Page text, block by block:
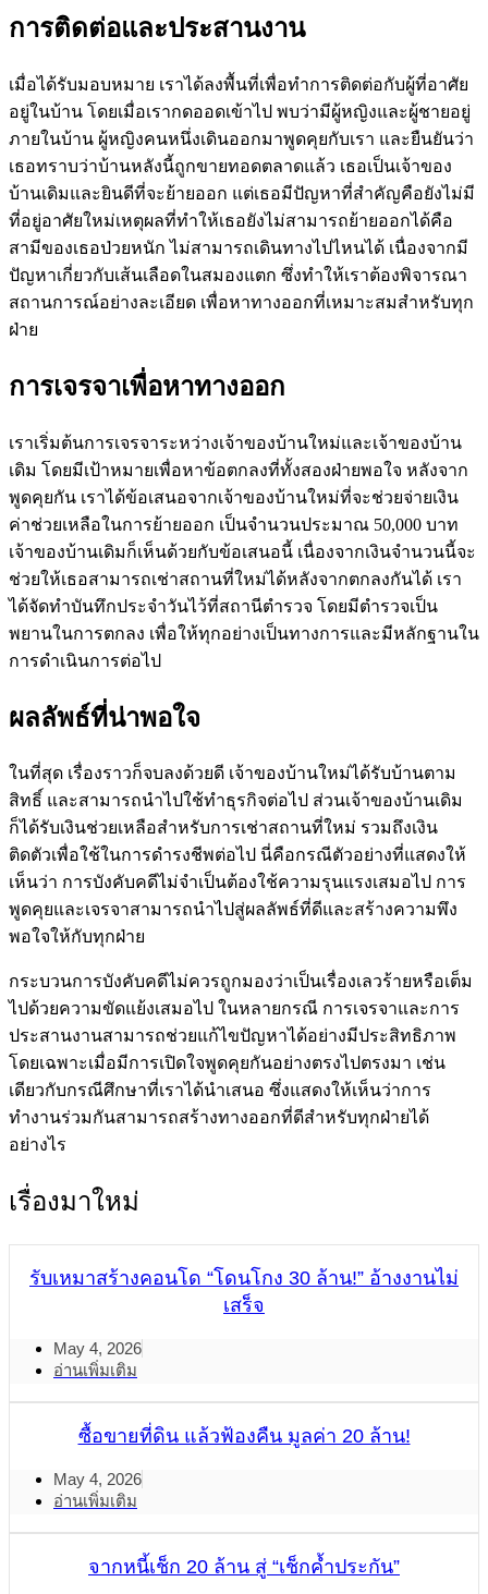
การติดต่อและประสานงาน
เมื่อได้รับมอบหมาย เราได้ลงพื้นที่เพื่อทำการติดต่อกับผู้ที่อาศัย
อยู่ในบ้าน โดยเมื่อเรากดออดเข้าไป พบว่ามีผู้หญิงและผู้ชายอยู่
ภายในบ้าน ผู้หญิงคนหนึ่งเดินออกมาพูดคุยกับเรา และยืนยันว่า
เธอทราบว่าบ้านหลังนี้ถูกขายทอดตลาดแล้ว เธอเป็นเจ้าของ
บ้านเดิมและยินดีที่จะย้ายออก แต่เธอมีปัญหาที่สำคัญคือยังไม่มี
ที่อยู่อาศัยใหม่เหตุผลที่ทำให้เธอยังไม่สามารถย้ายออกได้คือ
สามีของเธอป่วยหนัก ไม่สามารถเดินทางไปไหนได้ เนื่องจากมี
ปัญหาเกี่ยวกับเส้นเลือดในสมองแตก ซึ่งทำให้เราต้องพิจารณา
สถานการณ์อย่างละเอียด เพื่อหาทางออกที่เหมาะสมสำหรับทุก
ฝ่าย
การเจรจาเพื่อหาทางออก
เราเริ่มต้นการเจรจาระหว่างเจ้าของบ้านใหม่และเจ้าของบ้าน
เดิม โดยมีเป้าหมายเพื่อหาข้อตกลงที่ทั้งสองฝ่ายพอใจ หลังจาก
พูดคุยกัน เราได้ข้อเสนอจากเจ้าของบ้านใหม่ที่จะช่วยจ่ายเงิน
ค่าช่วยเหลือในการย้ายออก เป็นจำนวนประมาณ 50,000 บาท
เจ้าของบ้านเดิมก็เห็นด้วยกับข้อเสนอนี้ เนื่องจากเงินจำนวนนี้จะ
ช่วยให้เธอสามารถเช่าสถานที่ใหม่ได้หลังจากตกลงกันได้ เรา
ได้จัดทำบันทึกประจำวันไว้ที่สถานีตำรวจ โดยมีตำรวจเป็น
พยานในการตกลง เพื่อให้ทุกอย่างเป็นทางการและมีหลักฐานใน
การดำเนินการต่อไป
ผลลัพธ์ที่น่าพอใจ
ในที่สุด เรื่องราวก็จบลงด้วยดี เจ้าของบ้านใหม่ได้รับบ้านตาม
สิทธิ์ และสามารถนำไปใช้ทำธุรกิจต่อไป ส่วนเจ้าของบ้านเดิม
ก็ได้รับเงินช่วยเหลือสำหรับการเช่าสถานที่ใหม่ รวมถึงเงิน
ติดตัวเพื่อใช้ในการดำรงชีพต่อไป นี่คือกรณีตัวอย่างที่แสดงให้
เห็นว่า การบังคับคดีไม่จำเป็นต้องใช้ความรุนแรงเสมอไป การ
พูดคุยและเจรจาสามารถนำไปสู่ผลลัพธ์ที่ดีและสร้างความพึง
พอใจให้กับทุกฝ่าย
กระบวนการบังคับคดีไม่ควรถูกมองว่าเป็นเรื่องเลวร้ายหรือเต็ม
ไปด้วยความขัดแย้งเสมอไป ในหลายกรณี การเจรจาและการ
ประสานงานสามารถช่วยแก้ไขปัญหาได้อย่างมีประสิทธิภาพ
โดยเฉพาะเมื่อมีการเปิดใจพูดคุยกันอย่างตรงไปตรงมา เช่น
เดียวกับกรณีศึกษาที่เราได้นำเสนอ ซึ่งแสดงให้เห็นว่าการ
ทำงานร่วมกันสามารถสร้างทางออกที่ดีสำหรับทุกฝ่ายได้
อย่างไร
เรื่องมาใหม่
รับเหมาสร้างคอนโด “โดนโกง 30 ล้าน!” อ้างงานไม่
เสร็จ
May 4, 2026
อ่านเพิ่มเติม
ซื้อขายที่ดิน แล้วฟ้องคืน มูลค่า 20 ล้าน!
May 4, 2026
อ่านเพิ่มเติม
จากหนี้เช็ก 20 ล้าน สู่ “เช็กค้ำประกัน”